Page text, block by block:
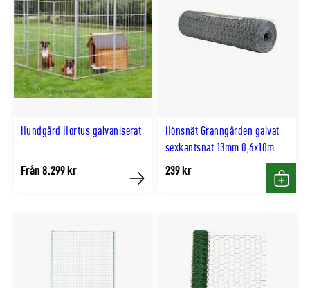
Hundgård Hortus galvaniserat
Från 8.299 kr
Köp
Hönsnät Granngården galvat
sexkantsnät 13mm 0,6x10m
239 kr
Köp